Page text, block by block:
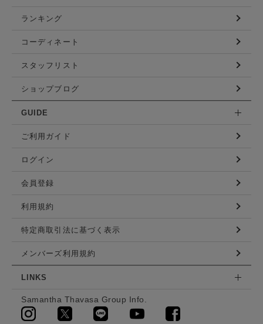
ランキング
コーディネート
スタッフリスト
ショップブログ
GUIDE
ご利用ガイド
ログイン
会員登録
利用規約
特定商取引法に基づく表示
メンバーズ利用規約
LINKS
Samantha Thavasa Group Info.